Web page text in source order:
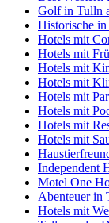
Golf in Tulln
Historische
Hotels mit
Hotels mit
Hotels mit
Hotels mit
Hotels mit
Hotels mit
Hotels mit
Hotels mit
Independent
Motel One
Abenteuer in
Hotels mit